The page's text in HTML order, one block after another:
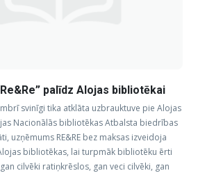
palīdz Alojas bibliotēkai
svinīgi tika atklāta uzbrauktuve pie Alojas
Nacionālās bibliotēkas Atbalsta biedrības
uzņēmums RE&RE bez maksas izveidoja
bibliotēkas, lai turpmāk bibliotēku ērti
cilvēki ratiņkrēslos, gan veci cilvēki, gan